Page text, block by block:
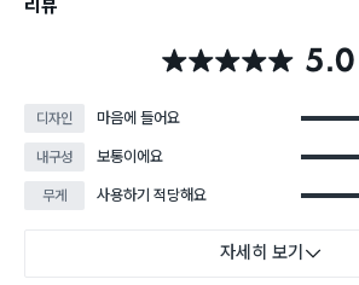
별점 5.0점 5.0
디자인 마음에 들어요
내구성 보통이에요
무게 사용하기 적당해요
자세히 보기